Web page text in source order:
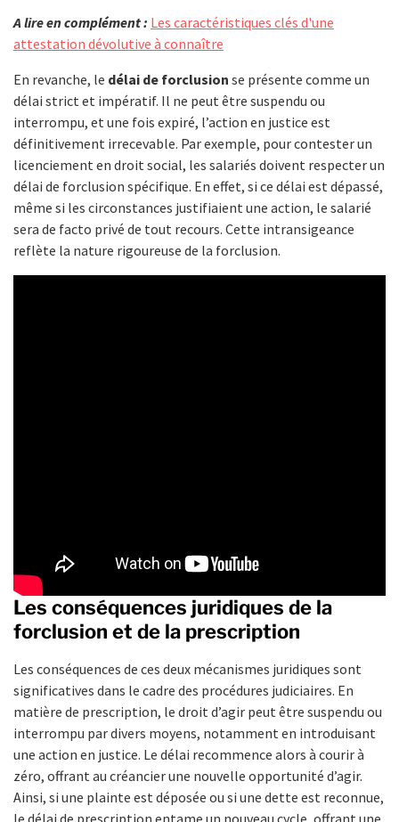
A lire en complément : Les caractéristiques clés d'une
attestation dévolutive à connaître
En revanche, le délai de forclusion se présente comme un
délai strict et impératif. Il ne peut être suspendu ou
interrompu, et une fois expiré, l’action en justice est
définitivement irrecevable. Par exemple, pour contester un
licenciement en droit social, les salariés doivent respecter un
délai de forclusion spécifique. En effet, si ce délai est dépassé,
même si les circonstances justifiaient une action, le salarié
sera de facto privé de tout recours. Cette intransigeance
reflète la nature rigoureuse de la forclusion.
Les conséquences juridiques de la
forclusion et de la prescription
Les conséquences de ces deux mécanismes juridiques sont
significatives dans le cadre des procédures judiciaires. En
matière de prescription, le droit d’agir peut être suspendu ou
interrompu par divers moyens, notamment en introduisant
une action en justice. Le délai recommence alors à courir à
zéro, offrant au créancier une nouvelle opportunité d’agir.
Ainsi, si une plainte est déposée ou si une dette est reconnue,
le délai de prescription entame un nouveau cycle, offrant une